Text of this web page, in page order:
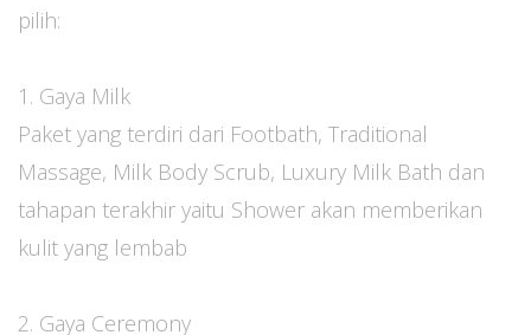
pilih:
1. Gaya Milk
Paket yang terdiri dari Footbath, Traditional
Massage, Milk Body Scrub, Luxury Milk Bath dan
tahapan terakhir yaitu Shower akan memberikan
kulit yang lembab
2. Gaya Ceremony